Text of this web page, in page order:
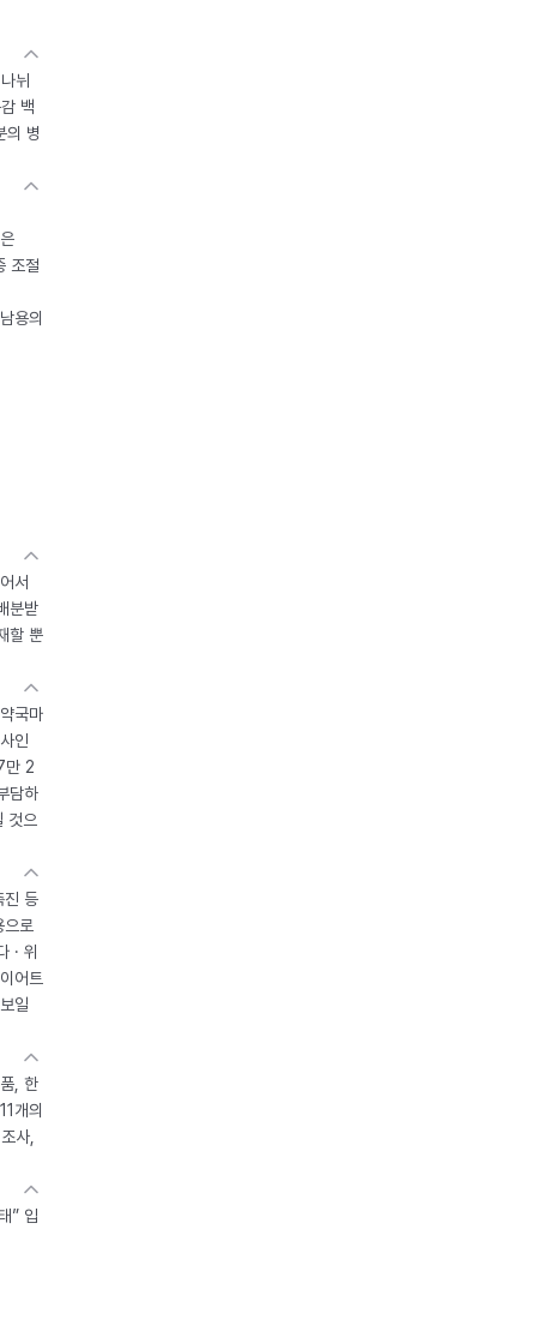
뉘
백
의 병
조절
용의
서
분받
할 뿐
국마
인
만 2
담하
것으
진 등
로
· 위
어트
일
, 한
개의
사,
” 입